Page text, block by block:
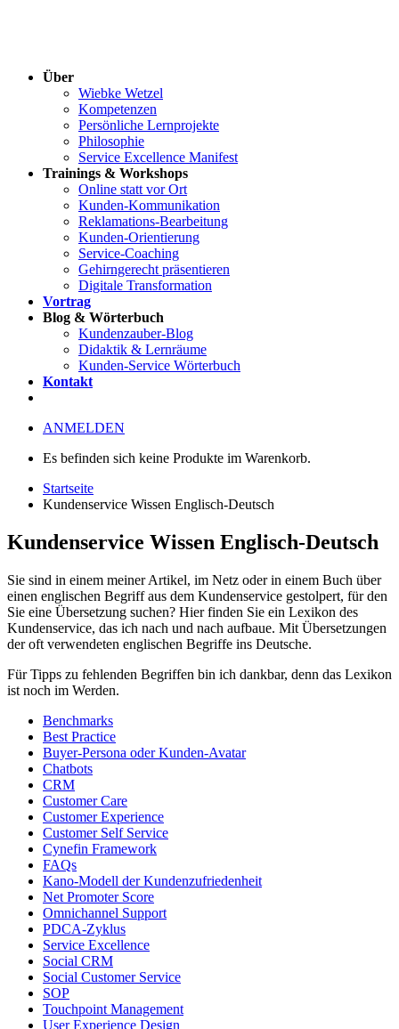
Über
Wiebke Wetzel
Kompetenzen
Persönliche Lernprojekte
Philosophie
Service Excellence Manifest
Trainings & Workshops
Online statt vor Ort
Kunden-Kommunikation
Reklamations-Bearbeitung
Kunden-Orientierung
Service-Coaching
Gehirngerecht präsentieren
Digitale Transformation
Vortrag
Blog & Wörterbuch
Kundenzauber-Blog
Didaktik & Lernräume
Kunden-Service Wörterbuch
Kontakt
ANMELDEN
Es befinden sich keine Produkte im Warenkorb.
Startseite
Kundenservice Wissen Englisch-Deutsch
Kundenservice Wissen Englisch-Deutsch
Sie sind in einem meiner Artikel, im Netz oder in einem Buch über
einen englischen Begriff aus dem Kundenservice gestolpert, für den
Sie eine Übersetzung suchen? Hier finden Sie ein Lexikon des
Kundenservice, das ich nach und nach aufbaue. Mit Übersetzungen
der oft verwendeten englischen Begriffe ins Deutsche.
Für Tipps zu fehlenden Begriffen bin ich dankbar, denn das Lexikon
ist noch im Werden.
Benchmarks
Best Practice
Buyer-Persona oder Kunden-Avatar
Chatbots
CRM
Customer Care
Customer Experience
Customer Self Service
Cynefin Framework
FAQs
Kano-Modell der Kundenzufriedenheit
Net Promoter Score
Omnichannel Support
PDCA-Zyklus
Service Excellence
Social CRM
Social Customer Service
SOP
Touchpoint Management
User Experience Design